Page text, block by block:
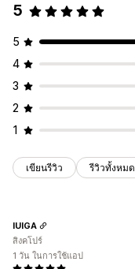
5
5
4
3
2
1
เขียนรีวิว รีวิวทั้งหมด
IUIGA
สิงคโปร์
1 วัน ในการใช้แอป